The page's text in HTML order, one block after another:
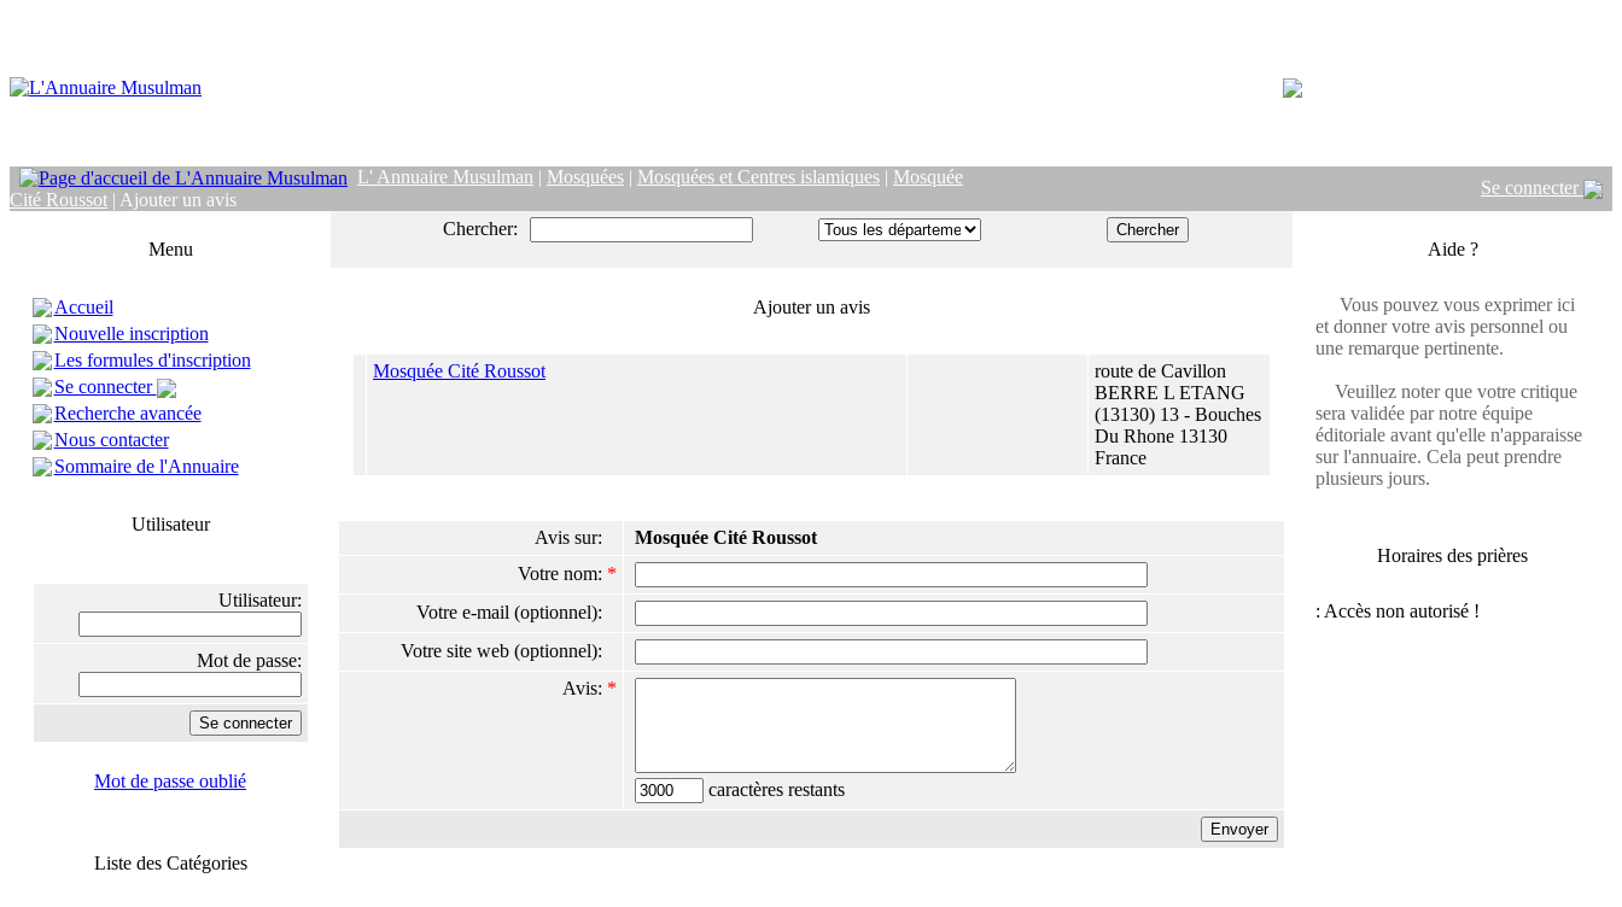
L' Annuaire Musulman | Mosquées | Mosquées et Centres islamiques | Mosquée
Cité Roussot | Ajouter un avis
Se connecter
Menu
Accueil
Nouvelle inscription
Les formules d'inscription
Se connecter
Recherche avancée
Nous contacter
Sommaire de l'Annuaire
Utilisateur
Utilisateur:
Mot de passe:
Mot de passe oublié
Liste des Catégories
Chercher:
Ajouter un avis
Mosquée Cité Roussot
route de Cavillon
BERRE L ETANG
(13130) 13 - Bouches
Du Rhone 13130
France
Avis sur:
Mosquée Cité Roussot
Votre nom: *
Votre e-mail (optionnel):
Votre site web (optionnel):
Avis: *
caractères restants
Aide ?
Vous pouvez vous exprimer ici
et donner votre avis personnel ou
une remarque pertinente.
Veuillez noter que votre critique
sera validée par notre équipe
éditoriale avant qu'elle n'apparaisse
sur l'annuaire. Cela peut prendre
plusieurs jours.
Horaires des prières